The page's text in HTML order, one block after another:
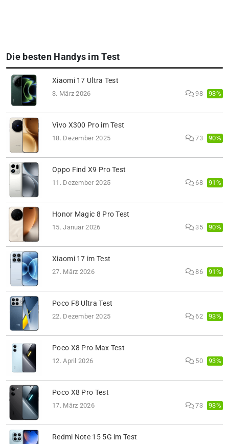
Die besten Handys im Test
Xiaomi 17 Ultra Test
3. März 2026 98 93%
Vivo X300 Pro im Test
18. Dezember 2025 73 90%
Oppo Find X9 Pro Test
11. Dezember 2025 68 91%
Honor Magic 8 Pro Test
15. Januar 2026 35 90%
Xiaomi 17 im Test
27. März 2026 86 91%
Poco F8 Ultra Test
22. Dezember 2025 62 93%
Poco X8 Pro Max Test
12. April 2026 50 93%
Poco X8 Pro Test
17. März 2026 73 93%
Redmi Note 15 5G im Test